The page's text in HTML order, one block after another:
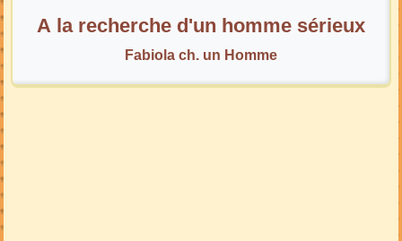
A la recherche d'un homme sérieux
Fabiola ch. un Homme